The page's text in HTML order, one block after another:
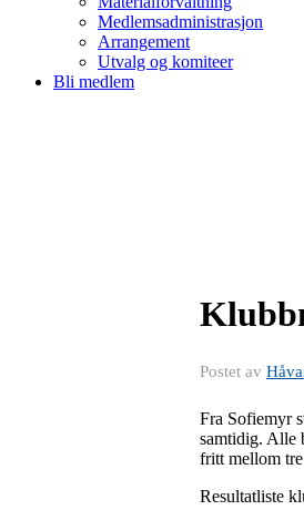
Medlemsadministrasjon
Arrangement
Utvalg og komiteer
Bli medlem
Postet av
Fra Sofiemyr
samtidig. Alle
fritt mellom
Resultatliste